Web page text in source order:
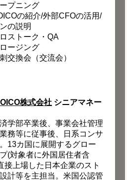
プニング
の紹介/外部CFOの活用/
の説明
ストーク・QA
ージング
換会（交流会）
株式会社 シニアマネー
学部卒業後、事業会社管理
務等に従事後、日系コンサ
13カ国に展開するグロー
(対象者に外国居住者含
接上場した日本企業のスト
計等を主担当。米国公認管